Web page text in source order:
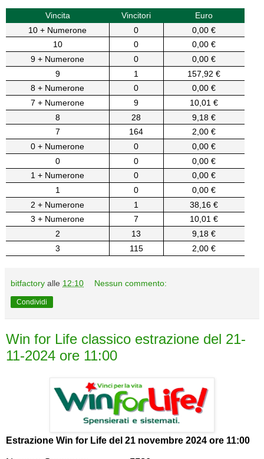
Vincita Vincitori
Euro
10 + Numerone
0
0,00 €
10
0
0,00 €
9 + Numerone
0
0,00 €
9
1
157,92 €
8 + Numerone
0
0,00 €
7 + Numerone
9
10,01 €
8
28
9,18 €
7
164
2,00 €
0 + Numerone
0
0,00 €
0
0
0,00 €
1 + Numerone
0
0,00 €
1
0
0,00 €
2 + Numerone
1
38,16 €
3 + Numerone
7
10,01 €
2
13
9,18 €
3
115 2,00 €
bitfactory alle 12:10 Nessun commento:
Condividi
Win for Life classico estrazione del 21-
11-2024 ore 11:00
Estrazione Win for Life del 21 novembre 2024 ore 11:00